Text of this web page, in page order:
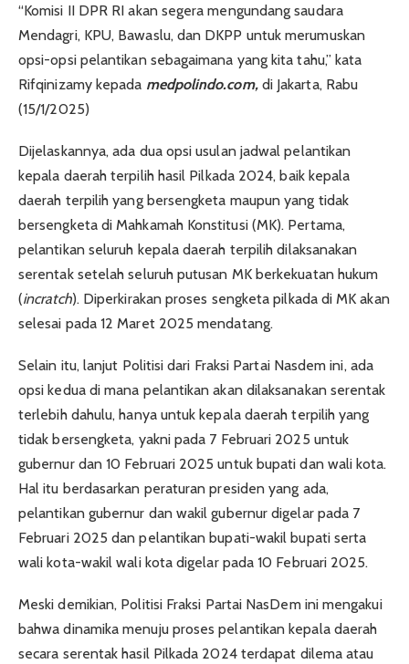
“Komisi II DPR RI akan segera mengundang saudara
Mendagri, KPU, Bawaslu, dan DKPP untuk merumuskan
opsi-opsi pelantikan sebagaimana yang kita tahu,” kata
Rifqinizamy kepada medpolindo.com, di Jakarta, Rabu
(15/1/2025)
Dijelaskannya, ada dua opsi usulan jadwal pelantikan
kepala daerah terpilih hasil Pilkada 2024, baik kepala
daerah terpilih yang bersengketa maupun yang tidak
bersengketa di Mahkamah Konstitusi (MK). Pertama,
pelantikan seluruh kepala daerah terpilih dilaksanakan
serentak setelah seluruh putusan MK berkekuatan hukum
(incratch). Diperkirakan proses sengketa pilkada di MK akan
selesai pada 12 Maret 2025 mendatang.
Selain itu, lanjut Politisi dari Fraksi Partai Nasdem ini, ada
opsi kedua di mana pelantikan akan dilaksanakan serentak
terlebih dahulu, hanya untuk kepala daerah terpilih yang
tidak bersengketa, yakni pada 7 Februari 2025 untuk
gubernur dan 10 Februari 2025 untuk bupati dan wali kota.
Hal itu berdasarkan peraturan presiden yang ada,
pelantikan gubernur dan wakil gubernur digelar pada 7
Februari 2025 dan pelantikan bupati-wakil bupati serta
wali kota-wakil wali kota digelar pada 10 Februari 2025.
Meski demikian, Politisi Fraksi Partai NasDem ini mengakui
bahwa dinamika menuju proses pelantikan kepala daerah
secara serentak hasil Pilkada 2024 terdapat dilema atau